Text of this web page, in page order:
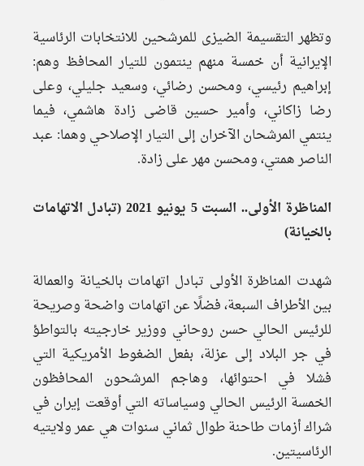
وتظهر التقسيمة الضيزى للمرشحين للانتخابات الرئاسية
الإيرانية أن خمسة منهم ينتمون للتيار المحافظ وهم:
إبراهيم رئيسي، ومحسن رضائي، وسعيد جليلي، وعلى
رضا زاكاني، وأمير حسين قاضى زادة هاشمي، فيما
ينتمي المرشحان الآخران إلى التيار الإصلاحي وهما: عبد
الناصر همتي، ومحسن مهر على زادة.
المناظرة الأولى.. السبت 5 يونيو 2021 (تبادل الاتهامات
بالخيانة)
شهدت المناظرة الأولى تبادل اتهامات بالخيانة والعمالة
بين الأطراف السبعة، فضلًا عن اتهامات واضحة وصريحة
للرئيس الحالي حسن روحاني ووزير خارجيته بالتواطؤ
في جر البلاد إلى عزلة، بفعل الضغوط الأمريكية التي
فشلا في احتوائها، وهاجم المرشحون المحافظون
الخمسة الرئيس الحالي وسياساته التي أوقعت إيران في
شراك أزمات طاحنة طوال ثماني سنوات هي عمر ولايتيه
الرئاسيتين.